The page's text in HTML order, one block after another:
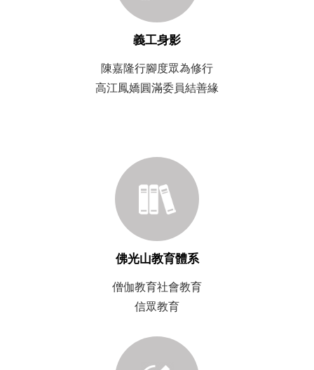
義工身影
陳嘉隆行腳度眾為修行
高江鳳嬌圓滿委員結善緣
佛光山教育體系
僧伽教育社會教育
信眾教育